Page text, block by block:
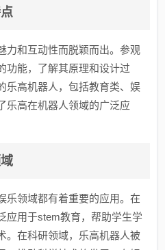
力和互动性而脱颖而出。参观
功能，了解其原理和设计过
乐高机器人，包括教育类、娱
乐高在机器人领域的广泛应
乐领域都有着重要的应用。在
应用于stem教育，帮助学生学
。在科研领域，乐高机器人被